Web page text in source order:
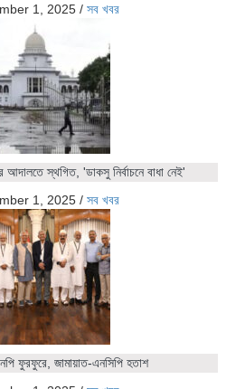
1, 2025 / সব খবর
আদালতে স্থগিত, 'ডাকসু নির্বাচনে বাধা নেই'
1, 2025 / সব খবর
ফুরফুরে, জামায়াত-এনসিপি হতাশ